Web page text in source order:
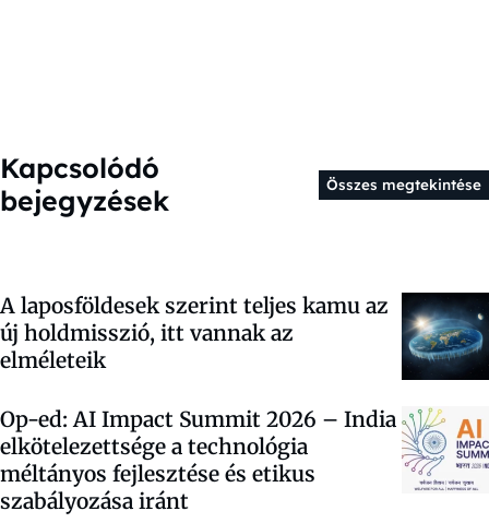
Kapcsolódó
bejegyzések
Összes megtekintése
A laposföldesek szerint teljes kamu az
új holdmisszió, itt vannak az
elméleteik
Op-ed: AI Impact Summit 2026 – India
elkötelezettsége a technológia
méltányos fejlesztése és etikus
szabályozása iránt